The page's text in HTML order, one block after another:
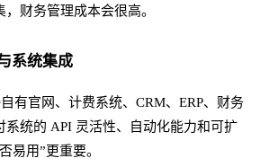
财务管理成本会很高。
系统集成
有官网、计费系统、CRM、ERP、财务
系统的 API 灵活性、自动化能力和可扩
易用”更重要。